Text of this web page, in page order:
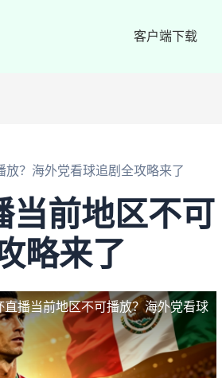
客户端下载
？海外党看球追剧全攻略来了
前地区不可
略来了
播当前地区不可播放？海外党看球